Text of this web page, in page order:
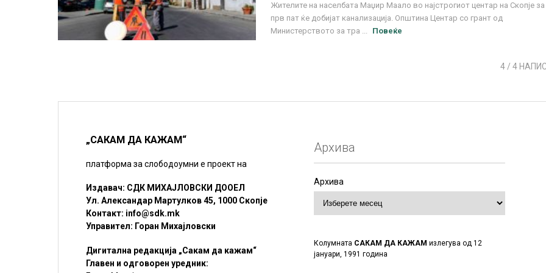
Жителите на населбата Маџир Маало во најстрогиот центар на Скопје за
прв пат ќе добијат канализација. Општина Центар со грант од
Министерството за тра ...
Повеќе
4 / 4
„САКАМ ДА КАЖАМ“
платформа за слободоумни е проект на
Издавач: СДК МИХАЈЛОВСКИ ДООЕЛ
Ул. Александар Мартулков 45, 1000 Скопје
Контакт: info@sdk.mk
Управител: Горан Михајловски
Дигитална редакција „Сакам да кажам“
Главен и одговорен уредник:
Архива
Архива
Колумната САКАМ ДА КАЖАМ излегува од 12
јануари, 1991 година